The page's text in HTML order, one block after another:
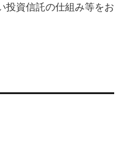
投資信託の仕組み等をお